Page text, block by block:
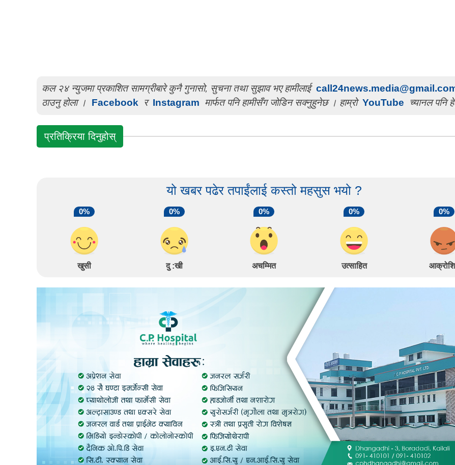
कल २४ न्युजमा प्रकाशित सामग्रीबारे कुनै गुनासो, सुचना तथा सुझाव भए हामीलाई
ठाउनु होला ।
Facebook र Instagram मार्फत पनि हामीसँग जोडिन सक्नुहुनेछ । हाम्रो YouTube च्यानल पनि
प्रतिक्रिया दिनुहोस्
यो खबर पढेर तपाईंलाई कस्तो महसुस भयो ?
0%
खुसी
0%
दु :खी
0%
अचम्मित
0%
उत्साहित
0%